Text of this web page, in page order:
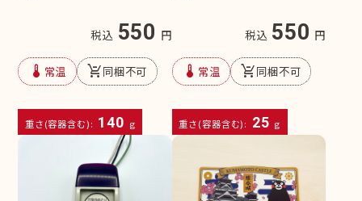
税込 550 円
device_thermostat 常温 remove_shopping_cart同梱不可
重さ(容器含む): 140 g
税込 550 円
device_thermostat 常温 remove_shopping_cart同梱不可
重さ(容器含む): 25 g